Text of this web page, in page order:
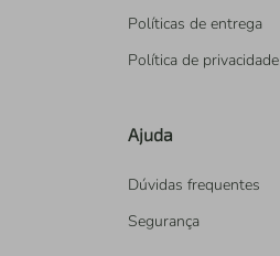
Políticas de entrega
Política de privacidade
Ajuda
Dúvidas frequentes
Segurança